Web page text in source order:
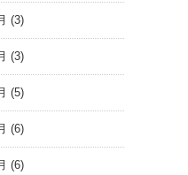
(3)
(3)
(5)
(6)
(6)